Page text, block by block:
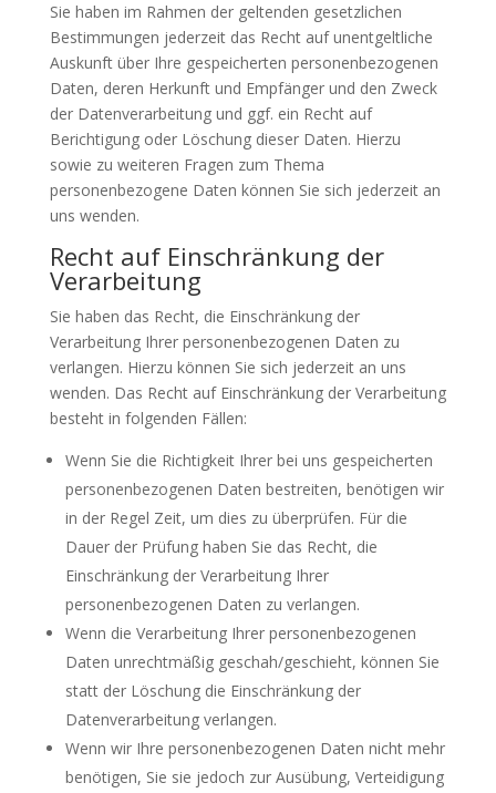
Sie haben im Rahmen der geltenden gesetzlichen
Bestimmungen jederzeit das Recht auf unentgeltliche
Auskunft über Ihre gespeicherten personenbezogenen
Daten, deren Herkunft und Empfänger und den Zweck
der Datenverarbeitung und ggf. ein Recht auf
Berichtigung oder Löschung dieser Daten. Hierzu
sowie zu weiteren Fragen zum Thema
personenbezogene Daten können Sie sich jederzeit an
uns wenden.
Recht auf Einschränkung der
Verarbeitung
Sie haben das Recht, die Einschränkung der
Verarbeitung Ihrer personenbezogenen Daten zu
verlangen. Hierzu können Sie sich jederzeit an uns
wenden. Das Recht auf Einschränkung der Verarbeitung
besteht in folgenden Fällen:
Wenn Sie die Richtigkeit Ihrer bei uns gespeicherten
personenbezogenen Daten bestreiten, benötigen wir
in der Regel Zeit, um dies zu überprüfen. Für die
Dauer der Prüfung haben Sie das Recht, die
Einschränkung der Verarbeitung Ihrer
personenbezogenen Daten zu verlangen.
Wenn die Verarbeitung Ihrer personenbezogenen
Daten unrechtmäßig geschah/geschieht, können Sie
statt der Löschung die Einschränkung der
Datenverarbeitung verlangen.
Wenn wir Ihre personenbezogenen Daten nicht mehr
benötigen, Sie sie jedoch zur Ausübung, Verteidigung